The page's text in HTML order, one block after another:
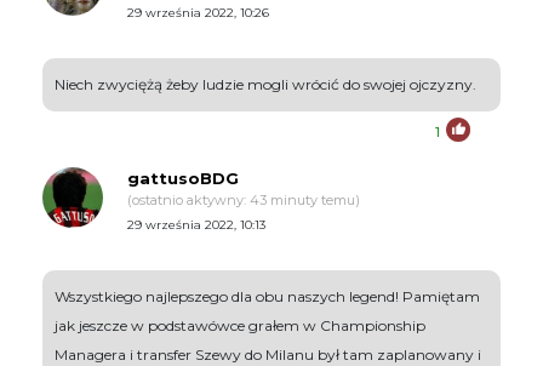
29 września 2022, 10:26
Niech zwyciężą żeby ludzie mogli wrócić do swojej ojczyzny.
1
gattusoBDG
(ostatnio aktywny: 43 minuty temu)
29 września 2022, 10:13
Wszystkiego najlepszego dla obu naszych legend! Pamiętam
jak jeszcze w podstawówce grałem w Championship
Managera i transfer Szewy do Milanu był tam zaplanowany i